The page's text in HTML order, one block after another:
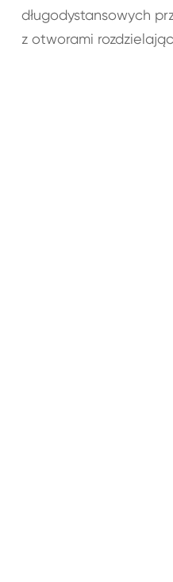
długodystansowych
z otworami